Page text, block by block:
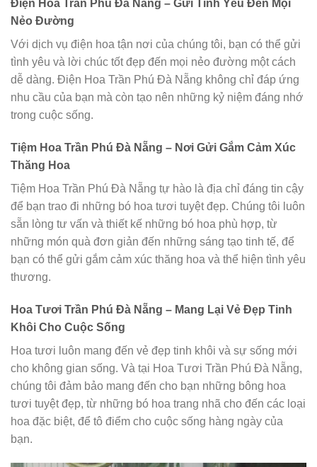
Điện Hoa Trần Phú Đà Nẵng – Gửi Tình Yêu Đến Mọi
Nẻo Đường
Với dịch vụ điện hoa tận nơi của chúng tôi, bạn có thể gửi
tình yêu và lời chúc tốt đẹp đến mọi nẻo đường một cách
dễ dàng. Điện Hoa Trần Phú Đà Nẵng không chỉ đáp ứng
nhu cầu của bạn mà còn tạo nên những kỷ niệm đáng nhớ
trong cuộc sống.
Tiệm Hoa Trần Phú Đà Nẵng – Nơi Gửi Gắm Cảm Xúc
Thăng Hoa
Tiệm Hoa Trần Phú Đà Nẵng tự hào là địa chỉ đáng tin cậy
để bạn trao đi những bó hoa tươi tuyệt đẹp. Chúng tôi luôn
sẵn lòng tư vấn và thiết kế những bó hoa phù hợp, từ
những món quà đơn giản đến những sáng tạo tinh tế, để
bạn có thể gửi gắm cảm xúc thăng hoa và thể hiện tình yêu
thương.
Hoa Tươi Trần Phú Đà Nẵng – Mang Lại Vẻ Đẹp Tinh
Khôi Cho Cuộc Sống
Hoa tươi luôn mang đến vẻ đẹp tinh khôi và sự sống mới
cho không gian sống. Và tại Hoa Tươi Trần Phú Đà Nẵng,
chúng tôi đảm bảo mang đến cho bạn những bông hoa
tươi tuyệt đẹp, từ những bó hoa trang nhã cho đến các loại
hoa đặc biệt, để tô điểm cho cuộc sống hàng ngày của
bạn.